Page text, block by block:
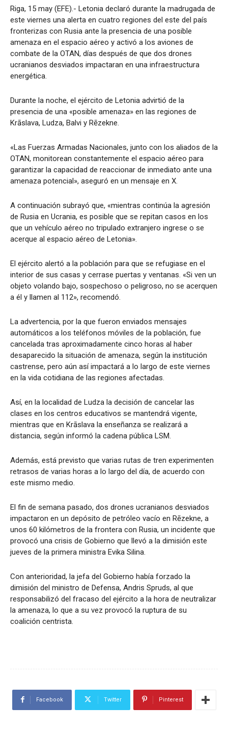
Riga, 15 may (EFE).- Letonia declaró durante la madrugada de
este viernes una alerta en cuatro regiones del este del país
fronterizas con Rusia ante la presencia de una posible
amenaza en el espacio aéreo y activó a los aviones de
combate de la OTAN, días después de que dos drones
ucranianos desviados impactaran en una infraestructura
energética.
Durante la noche, el ejército de Letonia advirtió de la
presencia de una «posible amenaza» en las regiones de
Krāslava, Ludza, Balvi y Rēzekne.
«Las Fuerzas Armadas Nacionales, junto con los aliados de la
OTAN, monitorean constantemente el espacio aéreo para
garantizar la capacidad de reaccionar de inmediato ante una
amenaza potencial», aseguró en un mensaje en X.
A continuación subrayó que, «mientras continúa la agresión
de Rusia en Ucrania, es posible que se repitan casos en los
que un vehículo aéreo no tripulado extranjero ingrese o se
acerque al espacio aéreo de Letonia».
El ejército alertó a la población para que se refugiase en el
interior de sus casas y cerrase puertas y ventanas. «Si ven un
objeto volando bajo, sospechoso o peligroso, no se acerquen
a él y llamen al 112», recomendó.
La advertencia, por la que fueron enviados mensajes
automáticos a los teléfonos móviles de la población, fue
cancelada tras aproximadamente cinco horas al haber
desaparecido la situación de amenaza, según la institución
castrense, pero aún así impactará a lo largo de este viernes
en la vida cotidiana de las regiones afectadas.
Así, en la localidad de Ludza la decisión de cancelar las
clases en los centros educativos se mantendrá vigente,
mientras que en Krāslava la enseñanza se realizará a
distancia, según informó la cadena pública LSM.
Además, está previsto que varias rutas de tren experimenten
retrasos de varias horas a lo largo del día, de acuerdo con
este mismo medio.
El fin de semana pasado, dos drones ucranianos desviados
impactaron en un depósito de petróleo vacío en Rēzekne, a
unos 60 kilómetros de la frontera con Rusia, un incidente que
provocó una crisis de Gobierno que llevó a la dimisión este
jueves de la primera ministra Evika Silina.
Con anterioridad, la jefa del Gobierno había forzado la
dimisión del ministro de Defensa, Andris Spruds, al que
responsabilizó del fracaso del ejército a la hora de neutralizar
la amenaza, lo que a su vez provocó la ruptura de su
coalición centrista.
Facebook Twitter Pinterest